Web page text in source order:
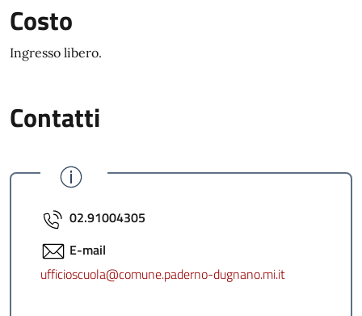
Costo
Ingresso libero.
Contatti
02.91004305
E-mail
ufficioscuola@comune.paderno-dugnano.mi.it